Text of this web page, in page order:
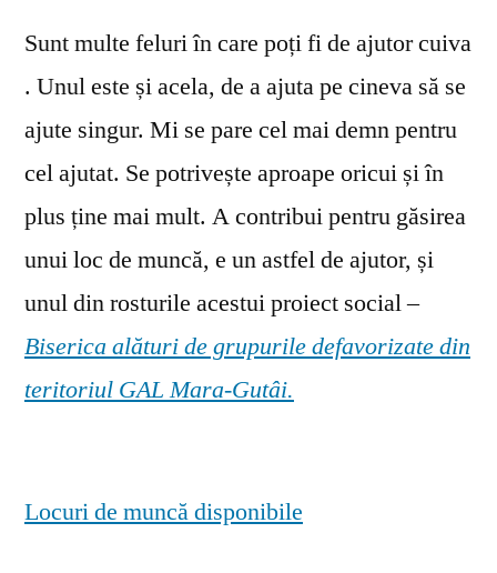
Sunt multe feluri în care poți fi de ajutor cuiva
. Unul este și acela, de a ajuta pe cineva să se
ajute singur. Mi se pare cel mai demn pentru
cel ajutat. Se potrivește aproape oricui și în
plus ține mai mult. A contribui pentru găsirea
unui loc de muncă, e un astfel de ajutor, și
unul din rosturile acestui proiect social –
Biserica alături de grupurile defavorizate din
teritoriul GAL Mara-Gutâi.
Locuri de muncă disponibile